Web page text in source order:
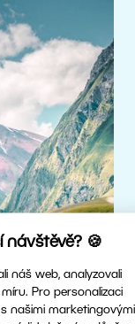
návštěvě? 🍪
náš web, analyzovali
Pro personalizaci
našimi marketingovými